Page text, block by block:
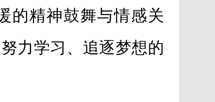
的精神鼓舞与情感关
力学习、追逐梦想的